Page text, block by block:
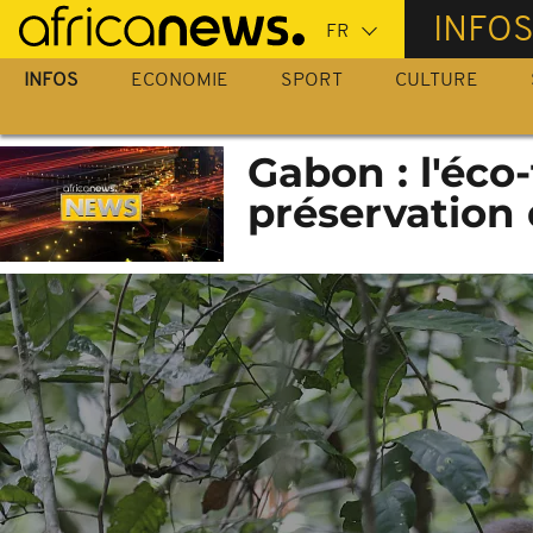
Passer
au
contenu
INFOS
INFOS ECONOMIE SPORT CULTURE
Gabon :
préservation